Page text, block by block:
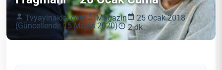
Tvyayinakisi.com Magazin
25 Ocak 2018
(Güncellendi: 15 Mayıs 2020)
2 dk